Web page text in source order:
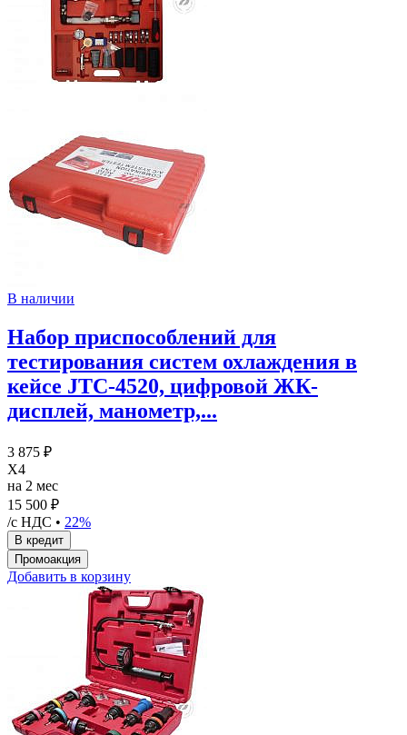
В наличии
Набор приспособлений для
тестирования систем охлаждения в
кейсе JTC-4520, цифровой ЖК-
дисплей, манометр,...
3 875 ₽
X4
на 2 мес
15 500 ₽
/с НДС • 22%
Добавить в корзину